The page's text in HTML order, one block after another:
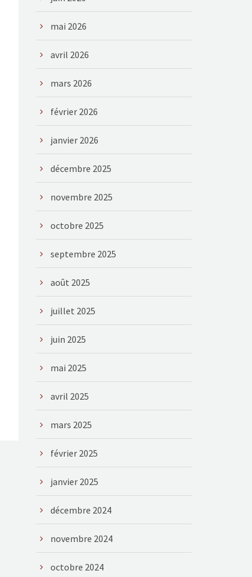
mai 2026
avril 2026
mars 2026
février 2026
janvier 2026
décembre 2025
novembre 2025
octobre 2025
septembre 2025
août 2025
juillet 2025
juin 2025
mai 2025
avril 2025
mars 2025
février 2025
janvier 2025
décembre 2024
novembre 2024
octobre 2024